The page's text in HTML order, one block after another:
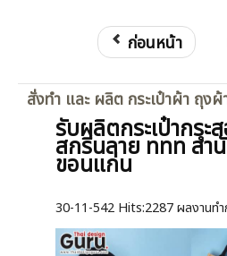
ก่อนหน้า
สั่งทำ และ ผลิต กระเป๋าผ้า ถุงผ้
รับผลิตกระเป๋ากระ
สกรีนลาย ททท สำ
ขอนแก่น
30-11-542 Hits:2287 ผลงานทำ